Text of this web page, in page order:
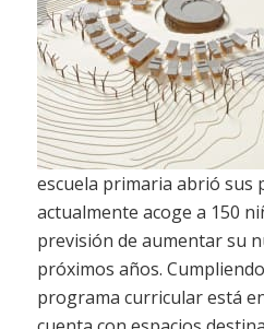
escuela primaria abrió sus
actualmente acoge a 150
previsión de aumentar su
próximos años.
programa curricular está